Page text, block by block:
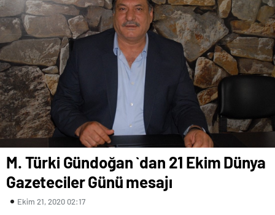
M. Türki Gündoğan `dan 21 Ekim Dünya
Gazeteciler Günü mesajı
Ekim 21, 2020 02:17